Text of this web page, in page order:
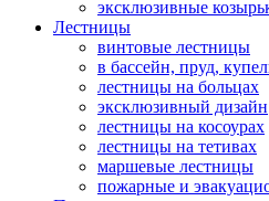
эксклюзивные
Лестницы
винтовые лестницы
в бассейн, пруд,
лестницы на больцах
эксклюзивный дизайн
лестницы на косоурах
лестницы на тетивах
маршевые лестницы
пожарные и